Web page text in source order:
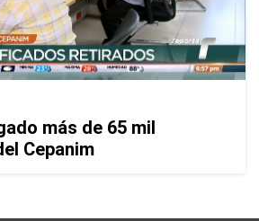
más de 65 mil
Cepanim